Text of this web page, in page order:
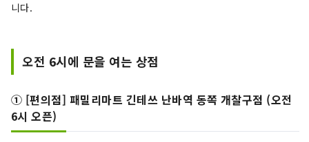
니다.
오전 6시에 문을 여는 상점
① [편의점] 패밀리마트 긴테쓰 난바역 동쪽 개찰구점 (오전
6시 오픈)